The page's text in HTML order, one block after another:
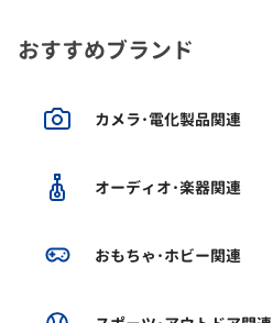
おすすめブランド
カメラ･電化製品関連
オーディオ･楽器関連
おもちゃ･ホビー関連